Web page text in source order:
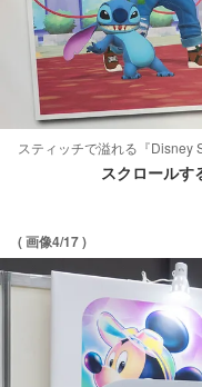
スティッチで溢れる『Disney
スクロールす
( 画像4/17 )